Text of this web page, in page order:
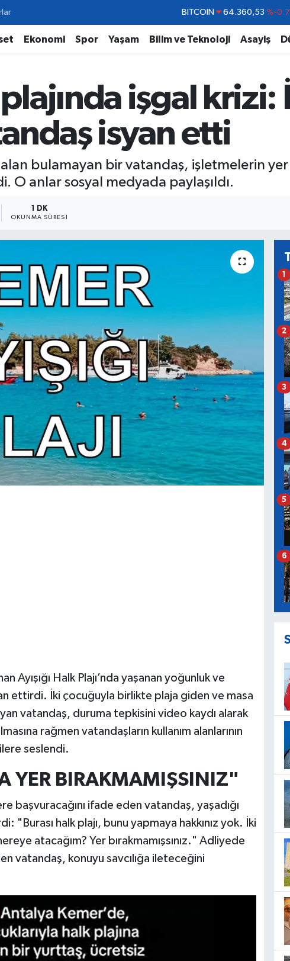
DOLAR 47,7069
EURO 55,0265
BİST100 13.887
64.360,53
Ekonomi Spor Yaşam Bilim ve Teknoloji Asayiş
işgal
isyan etti
alan bulamayan bir vatandaş, işletmelerin
O anlar sosyal medyada paylaşıldı.
1 DK
OKUNMA SÜRESI
Ayışığı Halk Plajı’nda yaşanan yoğunluk ve
ettirdi. İki çocuğuyla birlikte plaja giden ve masa
vatandaş, duruma tepkisini video kaydı alarak
rağmen vatandaşların kullanım alanlarının
seslendi.
YER BIRAKMAMIŞSINIZ"
başvuracağını ifade eden vatandaş, yaşadığı
halk plajı, bunu yapmaya hakkınız yok. İki
atacağım? Yer bırakmamışsınız." Adliyede
vatandaş, konuyu savcılığa ileteceğini
1
2
3
4
5
6